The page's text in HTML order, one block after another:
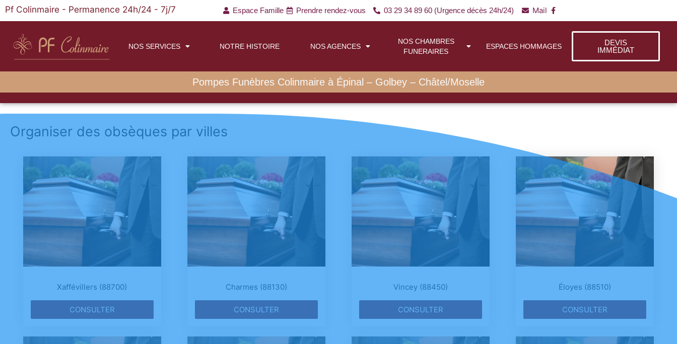
Pf Colinmaire - Permanence 24h/24 - 7j/7 Espace Famille Prendre rendez-vous 03 29 34 89 60 (Urgence décès 24h/24) Mail
NOS SERVICES NOTRE HISTOIRE NOS AGENCES
NOS CHAMBRES
FUNERAIRES
ESPACES HOMMAGES
DEVIS
IMMÉDIAT
Pompes Funèbres Colinmaire à Épinal – Golbey – Châtel/Moselle
Organiser des obsèques par villes
Xaffévillers (88700)
CONSULTER
Charmes (88130)
CONSULTER
Vincey (88450)
CONSULTER
Éloyes (88510)
CONSULTER